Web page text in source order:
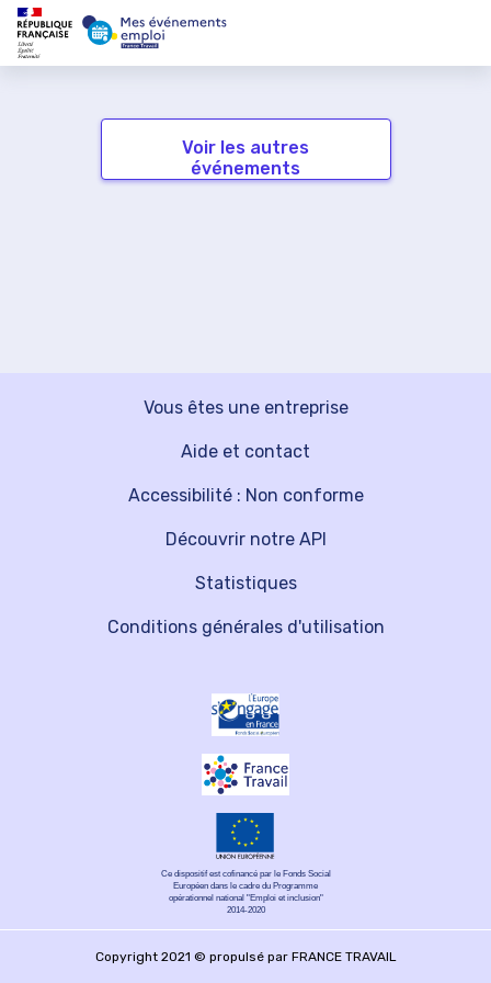
Voir les autres
événements
Vous êtes une entreprise
Découvrir notre API
Aide et contact
Statistiques
Accessibilité : Non conforme
Conditions générales d'utilisation
Ce dispositif est cofinancé par le Fonds Social
Européen dans le cadre du Programme
opérationnel national "Emploi et inclusion"
2014-2020
Copyright 2021 © propulsé par FRANCE TRAVAIL